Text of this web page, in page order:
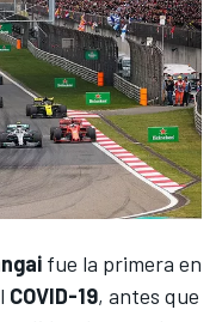
fue la primera en
COVID-19, antes que